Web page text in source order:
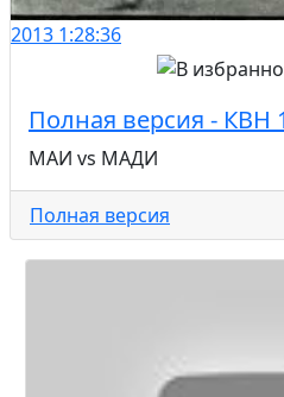
2013 1:28:36
Полная версия - КВН
МАИ vs МАДИ
Полная версия